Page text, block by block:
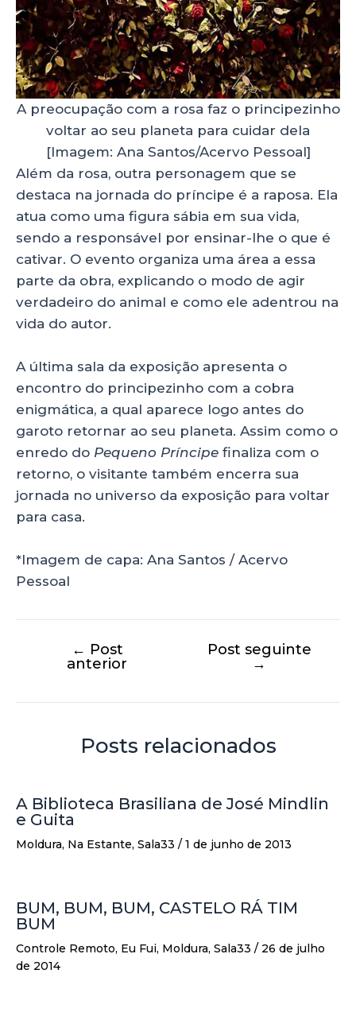
A preocupação com a rosa faz o principezinho
voltar ao seu planeta para cuidar dela
[Imagem: Ana Santos/Acervo Pessoal]
Além da rosa, outra personagem que se
destaca na jornada do príncipe é a raposa. Ela
atua como uma figura sábia em sua vida,
sendo a responsável por ensinar-lhe o que é
cativar. O evento organiza uma área a essa
parte da obra, explicando o modo de agir
verdadeiro do animal e como ele adentrou na
vida do autor.
A última sala da exposição apresenta o
encontro do principezinho com a cobra
enigmática, a qual aparece logo antes do
garoto retornar ao seu planeta. Assim como o
enredo do Pequeno Príncipe finaliza com o
retorno, o visitante também encerra sua
jornada no universo da exposição para voltar
para casa.
*Imagem de capa: Ana Santos / Acervo
Pessoal
← Post
anterior
Post seguinte
→
Posts relacionados
A Biblioteca Brasiliana de José Mindlin
e Guita
Moldura, Na Estante, Sala33 / 1 de junho de 2013
BUM, BUM, BUM, CASTELO RÁ TIM
BUM
Controle Remoto, Eu Fui, Moldura, Sala33 / 26 de julho
de 2014